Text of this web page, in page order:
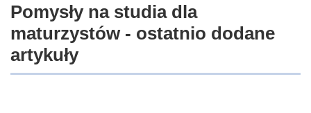
Pomysły na studia dla
maturzystów - ostatnio dodane
artykuły